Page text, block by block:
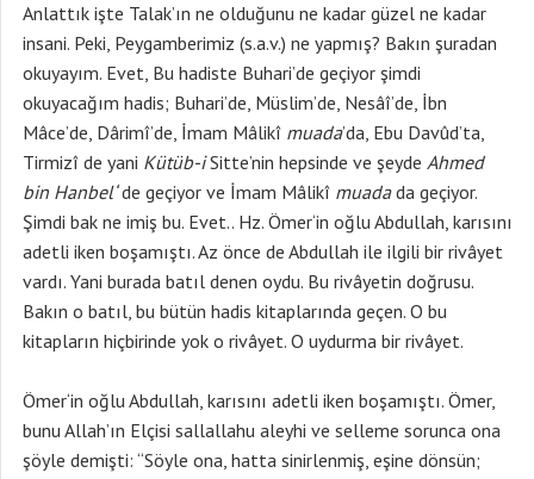
Anlattık işte Talak’ın ne olduğunu ne kadar güzel ne kadar
insani. Peki, Peygamberimiz (s.a.v.) ne yapmış? Bakın şuradan
okuyayım. Evet, Bu hadiste Buhari’de geçiyor şimdi
okuyacağım hadis; Buhari’de, Müslim’de, Nesâî’de, İbn
Mâce’de, Dârimî’de, İmam Mâlikî muada’da, Ebu Davûd’ta,
Tirmizî de yani Kütüb-iSitte’nin hepsinde ve şeyde Ahmed
bin Hanbel‘de geçiyor ve İmam Mâlikî muadada geçiyor.
Şimdi bak ne imiş bu. Evet.. Hz. Ömer‘in oğlu Abdullah, karısını
adetli iken boşamıştı. Az önce de Abdullah ile ilgili bir rivâyet
vardı. Yani burada batıl denen oydu. Bu rivâyetin doğrusu.
Bakın o batıl, bu bütün hadis kitaplarında geçen. O bu
kitapların hiçbirinde yok o rivâyet. O uydurma bir rivâyet.
Ömer‘in oğlu Abdullah, karısını adetli iken boşamıştı. Ömer,
bunu Allah’ın Elçisi sallallahu aleyhi ve selleme sorunca ona
şöyle demişti: “Söyle ona, hatta sinirlenmiş, eşine dönsün;